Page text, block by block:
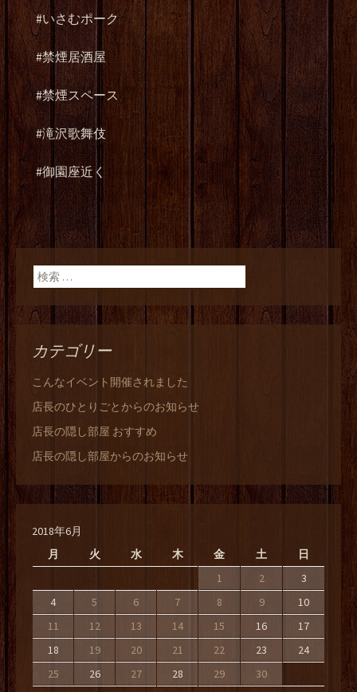
#いさむポーク
#禁煙居酒屋
#禁煙スペース
#滝沢歌舞伎
#御園座近く
検索:
カテゴリー
こんなイベント開催されました
店長のひとりごとからのお知らせ
店長の隠し部屋 おすすめ
店長の隠し部屋からのお知らせ
2018年6月
月
火 水 木 金 土 日
1 2
3
4
5 6 7 8 9
10
11
12 13 14 15 16
17
18
19 20 21 22 23
24
25
26 27 28 29 30